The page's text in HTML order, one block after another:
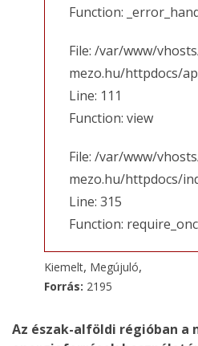
Function:
File: /var/www/
mezo.hu/httpdocs/
Line: 111
Function: view
File: /var/www/
mezo.hu/httpdocs/
Line: 315
Function:
Kiemelt, Megújuló,
Forrás: 2195
Az észak-alföldi régióban a